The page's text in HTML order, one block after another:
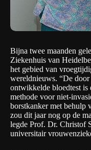
Bijna twee maanden
Ziekenhuis van
het gebied van
wereldnieuws. “De door
ontwikkelde bloedtest is
methode voor niet-
borstkanker met behulp
zou dit jaar nog op de
legde Prof. Dr. Christof
universitair